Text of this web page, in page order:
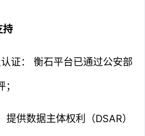
持
证： 衡石平台已通过公安部
提供数据主体权利（DSAR）